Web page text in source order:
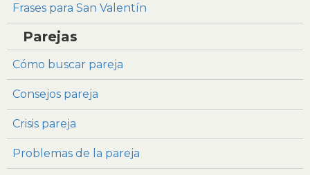
Frases para San Valentín
Parejas
Cómo buscar pareja
Consejos pareja
Crisis pareja
Problemas de la pareja